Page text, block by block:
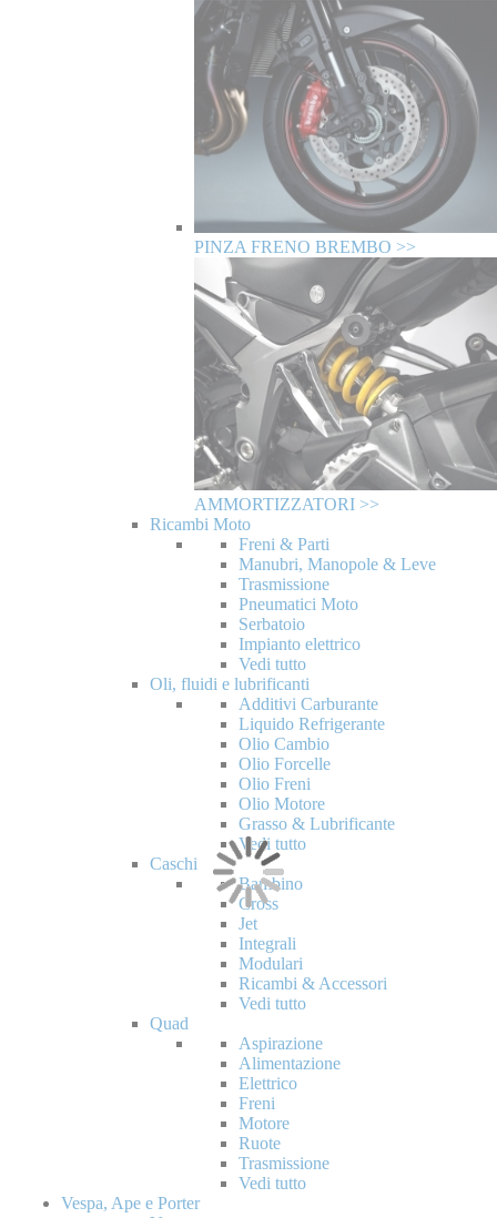
PINZA FRENO BREMBO >>
AMMORTIZZATORI >>
Ricambi Moto
Freni & Parti
Manubri, Manopole & Leve
Trasmissione
Pneumatici Moto
Serbatoio
Impianto elettrico
Vedi tutto
Oli, fluidi e lubrificanti
Additivi Carburante
Liquido Refrigerante
Olio Cambio
Olio Forcelle
Olio Freni
Olio Motore
Grasso & Lubrificante
Vedi tutto
Caschi
Bambino
Cross
Jet
Integrali
Modulari
Ricambi & Accessori
Vedi tutto
Quad
Aspirazione
Alimentazione
Elettrico
Freni
Motore
Ruote
Trasmissione
Vedi tutto
Vespa, Ape e Porter